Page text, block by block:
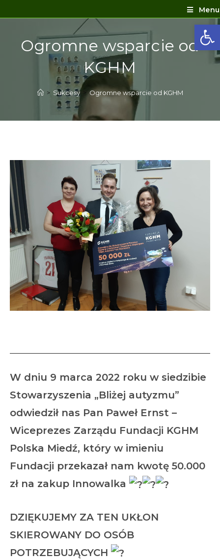
Menu
Ogromne wsparcie od
KGHM
> Sukcesy > Ogromne wsparcie od KGHM
W dniu 9 marca 2022 roku w siedzibie
Stowarzyszenia „Bliżej autyzmu”
odwiedził nas Pan Paweł Ernst –
Wiceprezes Zarządu Fundacji KGHM
Polska Miedź, który w imieniu
Fundacji przekazał nam kwotę 50.000
zł na zakup Innowalka
DZIĘKUJEMY ZA TEN UKŁON
SKIEROWANY DO OSÓB
POTRZEBUJĄCYCH